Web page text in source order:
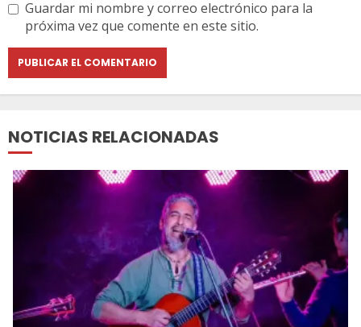
Guardar mi nombre y correo electrónico para la
próxima vez que comente en este sitio.
NOTICIAS RELACIONADAS